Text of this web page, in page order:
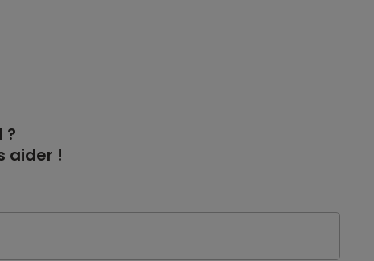
?
aider !